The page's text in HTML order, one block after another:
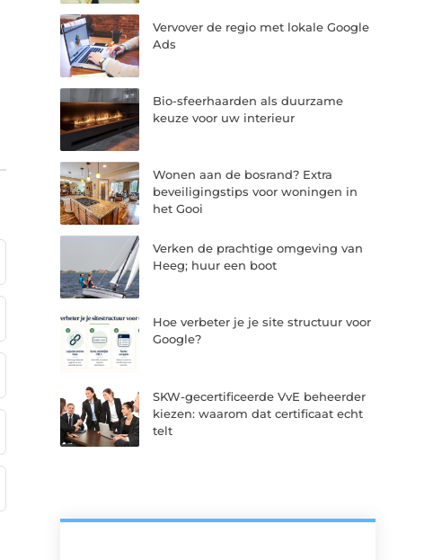
Vervover de regio met lokale Google
Ads
Bio-sfeerhaarden als duurzame
keuze voor uw interieur
Wonen aan de bosrand? Extra
beveiligingstips voor woningen in
het Gooi
Verken de prachtige omgeving van
Heeg; huur een boot
Hoe verbeter je je site structuur voor
Google?
SKW-gecertificeerde VvE beheerder
kiezen: waarom dat certificaat echt
telt